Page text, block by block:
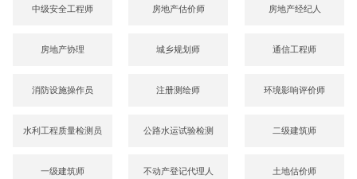
中级安全工程师 房地产估价师 房地产经纪人
房地产协理 城乡规划师 通信工程师
消防设施操作员 注册测绘师 环境影响评价师
水利工程质量检测员 公路水运试验检测 二级建筑师
一级建筑师 不动产登记代理人 土地估价师